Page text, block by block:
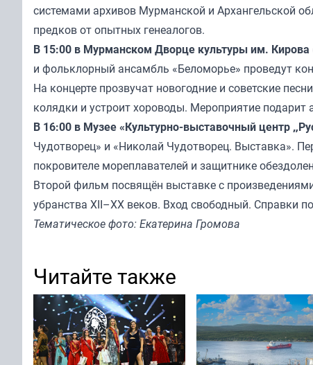
системами архивов Мурманской и Архангельской
предков от опытных генеалогов.
В 15:00 в Мурманском Дворце культуры им. Кирова
и фольклорный ансамбль «Беломорье» проведут
На концерте прозвучат новогодние и советские
колядки и устроит хороводы. Мероприятие
В 16:00 в Музее «Культурно-выставочный центр
Чудотворец» и «Николай Чудотворец. Выставка».
покровителе мореплавателей и защитнике
Второй фильм посвящён выставке с
убранства XII–XX веков. Вход свободный. Справки
Тематическое фото: Екатерина Громова
Читайте также